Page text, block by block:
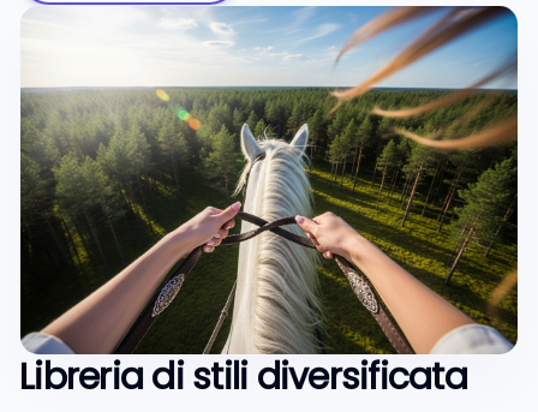
Libreria di stili diversificata